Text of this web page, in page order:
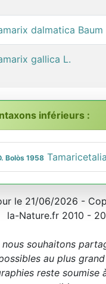
dalmatica Baum
gallica L.
inférieurs :
Bolòs 1958
le 21/06/2026 -
la-Nature.fr 2010 -
nous souhaitons
au plus
reste soumise